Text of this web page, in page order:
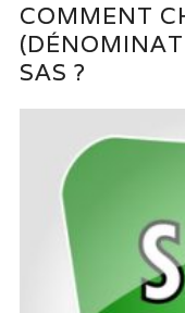
COMMENT
SAS ?